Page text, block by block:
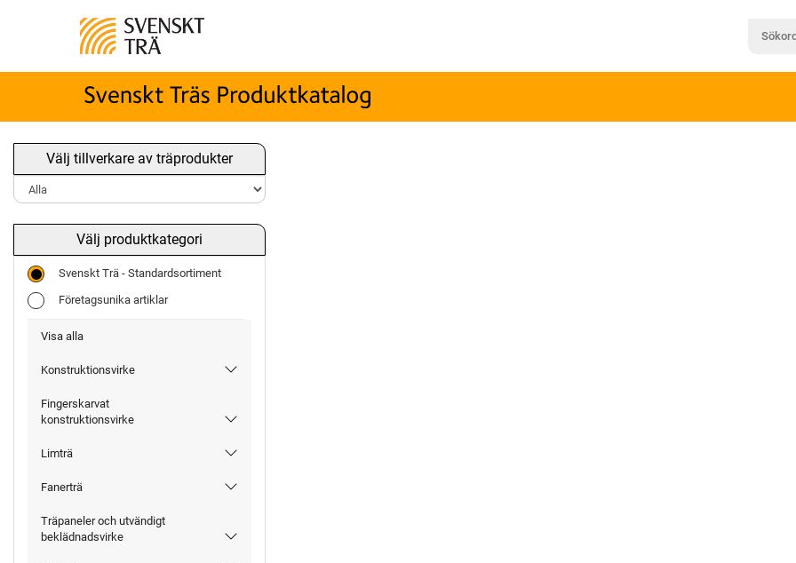
Välj tillverkare av träprodukter
Välj produktkategori
Svenskt Trä - Standardsortiment
Företagsunika artiklar
Visa alla
Konstruktionsvirke
Fingerskarvat
konstruktionsvirke
Limträ
Fanerträ
Träpaneler och utvändigt
beklädnadsvirke